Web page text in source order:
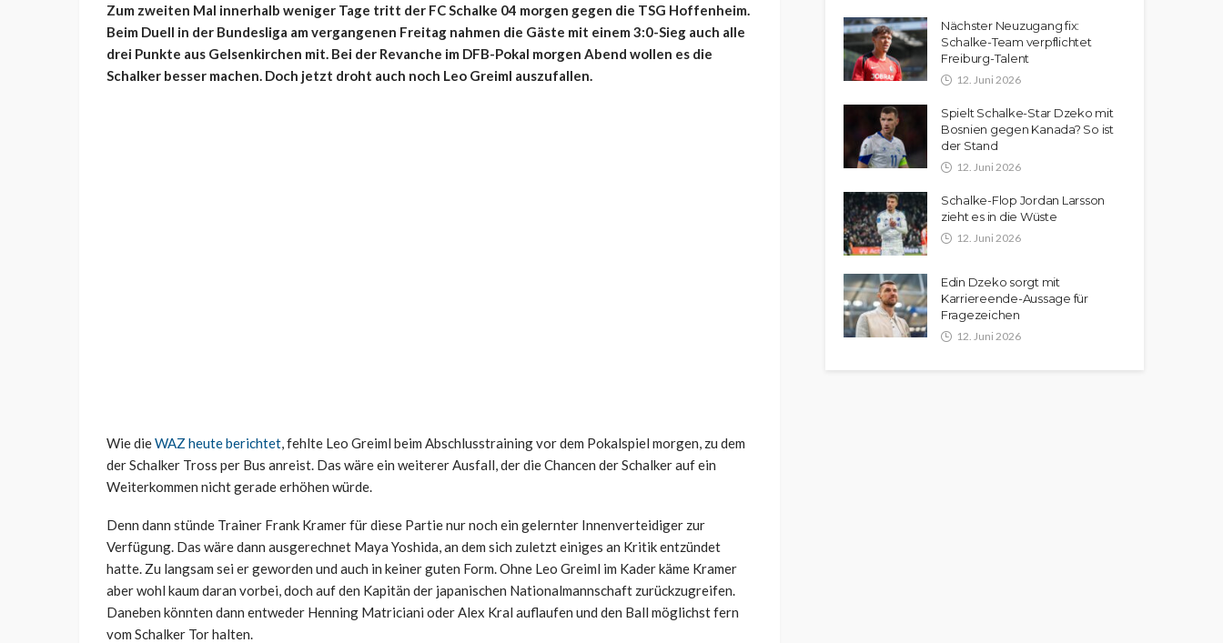
Zum zweiten Mal innerhalb weniger Tage tritt der FC Schalke 04 morgen gegen die TSG Hoffenheim.
Beim Duell in der Bundesliga am vergangenen Freitag nahmen die Gäste mit einem 3:0-Sieg auch alle
drei Punkte aus Gelsenkirchen mit. Bei der Revanche im DFB-Pokal morgen Abend wollen es die
Schalker besser machen. Doch jetzt droht auch noch Leo Greiml auszufallen.
Wie dieWAZ heute berichtet, fehlte Leo Greiml beim Abschlusstraining vor dem Pokalspiel morgen, zu dem
der Schalker Tross per Bus anreist. Das wäre ein weiterer Ausfall, der die Chancen der Schalker auf ein
Weiterkommen nicht gerade erhöhen würde.
Denn dann stünde Trainer Frank Kramer für diese Partie nur noch ein gelernter Innenverteidiger zur
Verfügung. Das wäre dann ausgerechnet Maya Yoshida, an dem sich zuletzt einiges an Kritik entzündet
hatte. Zu langsam sei er geworden und auch in keiner guten Form. Ohne Leo Greiml im Kader käme Kramer
aber wohl kaum daran vorbei, doch auf den Kapitän der japanischen Nationalmannschaft zurückzugreifen.
Daneben könnten dann entweder Henning Matriciani oder Alex Kral auflaufen und den Ball möglichst fern
vom Schalker Tor halten.
Nächster Neuzugang fix:
Schalke-Team verpflichtet
Freiburg-Talent
12. Juni 2026
Spielt Schalke-Star Dzeko mit
Bosnien gegen Kanada? So ist
der Stand
12. Juni 2026
Schalke-Flop Jordan Larsson
zieht es in die Wüste
12. Juni 2026
Edin Dzeko sorgt mit
Karriereende-Aussage für
Fragezeichen
12. Juni 2026